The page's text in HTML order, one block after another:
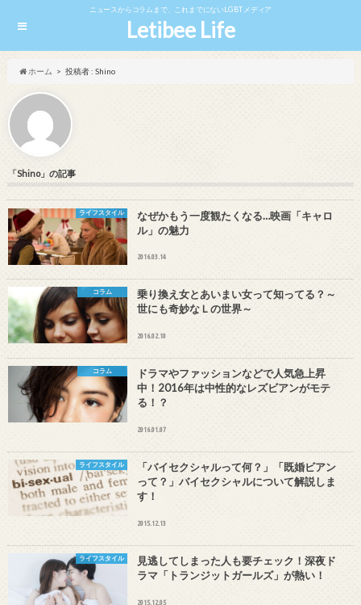
ニュースからコラムまで、これまでにないLGBTメディア
Letibee Life
ホーム 投稿者 : Shino
「Shino」の記事
ライフスタイル
なぜかもう一度観たくなる…映画「キャロ
ル」の魅力
2016.03.14
コラム
乗り換え女とあいまい女って知ってる？～
世にも奇妙なＬの世界～
2016.02.10
コラム
ドラマやファッションなどで人気急上昇
中！2016年は中性的なレズビアンがモテ
る！？
2016.01.07
ライフスタイル
「バイセクシャルって何？」「既婚ビアン
って？」バイセクシャルについて解説しま
す！
2015.12.13
ライフスタイル
見逃してしまった人も要チェック！深夜ド
ラマ「トランジットガールズ」が熱い！
2015.12.05